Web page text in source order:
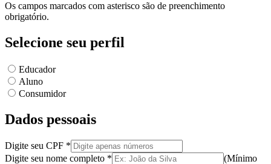
Os campos marcados com asterisco são de preenchimento
obrigatório.
Selecione seu perfil
Educador
Aluno
Consumidor
Dados pessoais
Digite seu CPF *
Digite seu nome completo * (Mínimo